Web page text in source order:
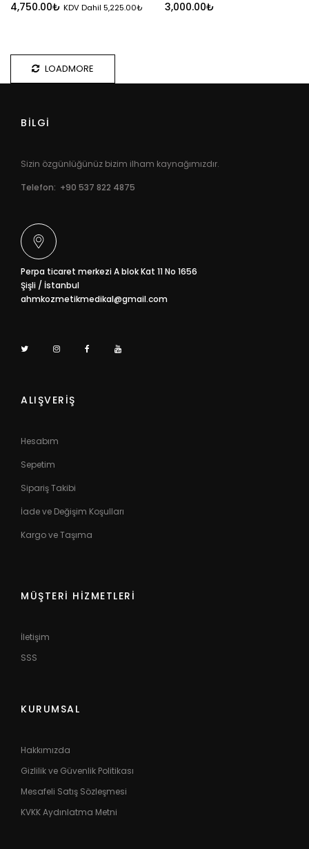
4,750.00₺ KDV Dahil 5,225.00₺
3,000.00₺
LOADMORE
BİLGİ
Sizin özgünlüğünüz bizim ilham kaynağımızdır.
Telefon: +90 537 822 4875
Perpa ticaret merkezi A blok Kat 11 No 1656
Şişli / İstanbul
ahmkozmetikmedikal@gmail.com
ALIŞVERİŞ
Hesabım
Sepetim
Sipariş Takibi
İade ve Değişim Koşulları
Kargo ve Taşıma
MÜŞTERI HIZMETLERI
İletişim
SSS
KURUMSAL
Hakkımızda
Gizlilik ve Güvenlik Politikası
Mesafeli Satış Sözleşmesi
KVKK Aydınlatma Metni